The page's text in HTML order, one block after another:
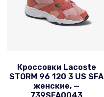
Кроссовки Lacoste
STORM 96 120 3 US SFA
женские, —
739SFA0043